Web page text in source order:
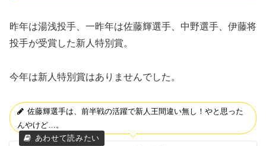
昨年は湯浅投手、一昨年は佐藤輝選手、中野選手、伊藤将
投手が受賞した新人特別賞。
今年は新人特別賞はありませんでした。
佐藤輝選手は、前半戦の活躍で新人王間違い無し！やと思った
んやけど…。